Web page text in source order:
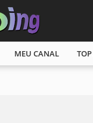
MEU CANAL